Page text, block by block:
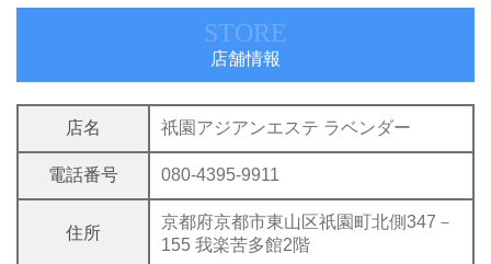
STORE
店舗情報
店名 祇園アジアンエステ ラベンダー
電話番号 080-4395-9911
住所
京都府京都市東山区祇園町北側347－
155 我楽苦多館2階